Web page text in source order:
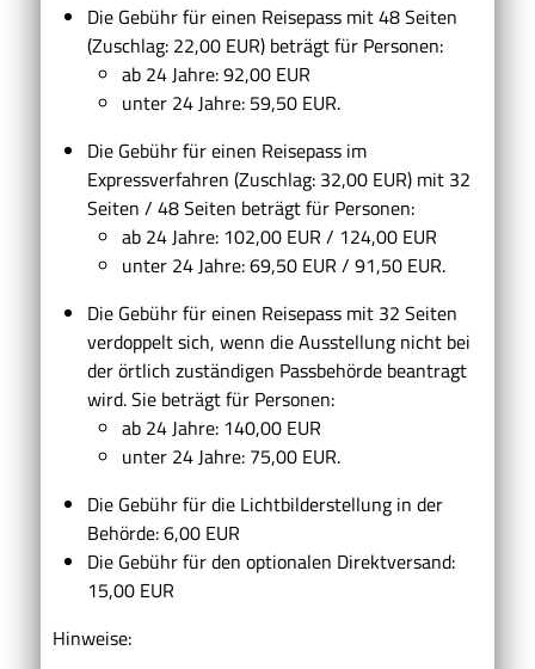
Die Gebühr für einen Reisepass mit 48 Seiten
(Zuschlag: 22,00 EUR) beträgt für Personen:
ab 24 Jahre: 92,00 EUR
unter 24 Jahre: 59,50 EUR.
Die Gebühr für einen Reisepass im
Expressverfahren (Zuschlag: 32,00 EUR) mit 32
Seiten / 48 Seiten beträgt für Personen:
ab 24 Jahre: 102,00 EUR / 124,00 EUR
unter 24 Jahre: 69,50 EUR / 91,50 EUR.
Die Gebühr für einen Reisepass mit 32 Seiten
verdoppelt sich, wenn die Ausstellung nicht bei
der örtlich zuständigen Passbehörde beantragt
wird. Sie beträgt für Personen:
ab 24 Jahre: 140,00 EUR
unter 24 Jahre: 75,00 EUR.
Die Gebühr für die Lichtbilderstellung in der
Behörde: 6,00 EUR
Die Gebühr für den optionalen Direktversand:
15,00 EUR
Hinweise: